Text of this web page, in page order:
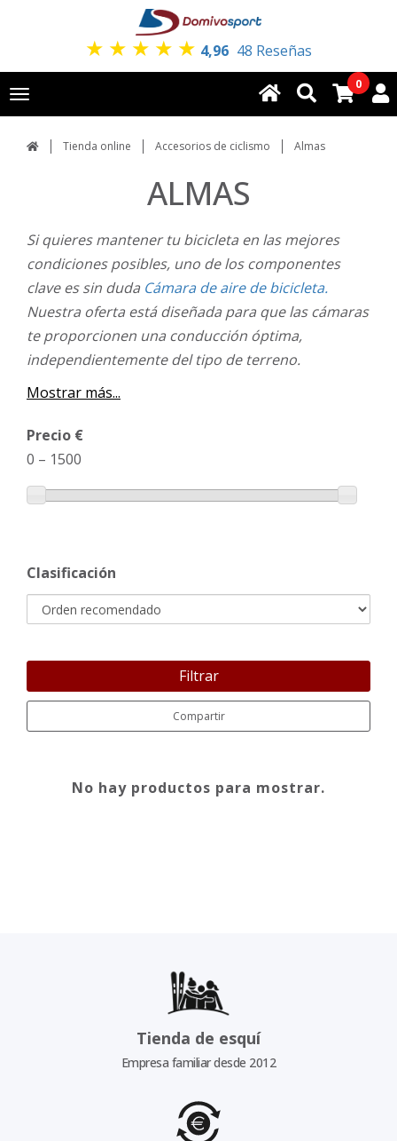
★ ★ ★ ★ ★ 4,96 48 Reseñas
Toggle
navigation
0
Tienda online Accesorios de ciclismo Almas
ALMAS
Si quieres mantener tu bicicleta en las mejores
condiciones posibles, uno de los componentes
clave es sin duda Cámara de aire de bicicleta.
Nuestra oferta está diseñada para que las cámaras
te proporcionen una conducción óptima,
independientemente del tipo de terreno.
Mostrar más...
Precio €
0 – 1500
Clasificación
Filtrar
Compartir
No hay productos para mostrar.
Tienda de esquí
Empresa familiar desde 2012